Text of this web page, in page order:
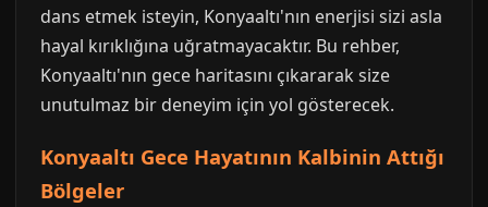
dans etmek isteyin, Konyaaltı'nın enerjisi sizi asla
hayal kırıklığına uğratmayacaktır. Bu rehber,
Konyaaltı'nın gece haritasını çıkararak size
unutulmaz bir deneyim için yol gösterecek.
Konyaaltı Gece Hayatının Kalbinin Attığı
Bölgeler